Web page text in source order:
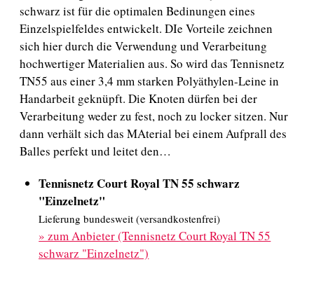
schwarz ist für die optimalen Bedinungen eines
Einzelspielfeldes entwickelt. DIe Vorteile zeichnen
sich hier durch die Verwendung und Verarbeitung
hochwertiger Materialien aus. So wird das Tennisnetz
TN55 aus einer 3,4 mm starken Polyäthylen-Leine in
Handarbeit geknüpft. Die Knoten dürfen bei der
Verarbeitung weder zu fest, noch zu locker sitzen. Nur
dann verhält sich das MAterial bei einem Aufprall des
Balles perfekt und leitet den…
Tennisnetz Court Royal TN 55 schwarz
"Einzelnetz"
Lieferung bundesweit (versandkostenfrei)
»zum Anbieter (Tennisnetz Court Royal TN 55
schwarz "Einzelnetz")